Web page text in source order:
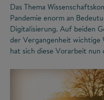
Das Thema
Pandemie enorm an
Digitalisierung. Auf beiden
der Vergangenheit wichtige
hat sich diese Vorarbeit nun